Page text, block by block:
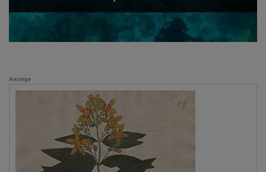
Anzeige